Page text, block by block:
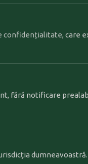
confidențialitate, care
fără notificare
dumneavoastră.